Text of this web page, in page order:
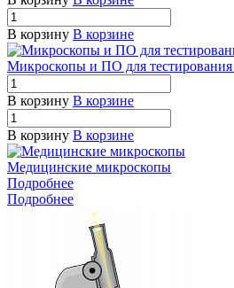
В корзину В корзине
Микроскопы и ПО для тестирования
В корзину В корзине
В корзину В корзине
Медицинские микроскопы
Подробнее
Подробнее